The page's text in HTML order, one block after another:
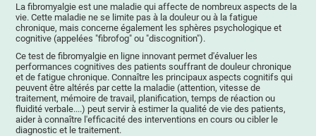
La fibromyalgie est une maladie qui affecte de nombreux aspects de la
vie. Cette maladie ne se limite pas à la douleur ou à la fatigue
chronique, mais concerne également les sphères psychologique et
cognitive (appelées "fibrofog" ou "discognition").
Ce test de fibromyalgie en ligne innovant permet d'évaluer les
performances cognitives des patients souffrant de douleur chronique
et de fatigue chronique. Connaître les principaux aspects cognitifs qui
peuvent être altérés par cette la maladie (attention, vitesse de
traitement, mémoire de travail, planification, temps de réaction ou
fluidité verbale....) peut servir à estimer la qualité de vie des patients,
aider à connaître l'efficacité des interventions en cours ou cibler le
diagnostic et le traitement.